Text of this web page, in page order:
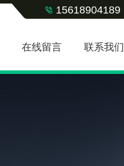
15618904189
在线留言 联系我们